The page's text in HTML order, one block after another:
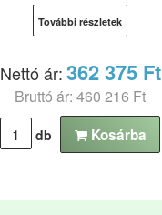
További részletek
Nettó ár:362 375 Ft
Bruttó ár: 460 216 Ft
db Kosárba